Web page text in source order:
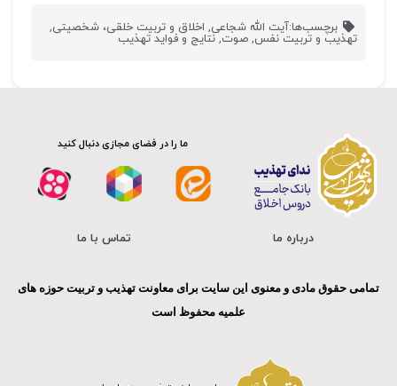
برچسب‌ها:آیت الله شجاعی, اخلاق و تربیت خلقی، شخصیتی,
تهذیب و تربیت نفس, صوت,نتایج و فواید تهذیب
ما را در فضای مجازی دنبال کنید
درباره ما تماس با ما
تمامی حقوق مادی و معنوی این سایت برای معاونت تهذیب و تربیت حوزه های
علمیه محفوظ است